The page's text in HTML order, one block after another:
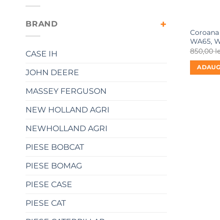
BRAND
CASE IH
JOHN DEERE
MASSEY FERGUSON
NEW HOLLAND AGRI
NEWHOLLAND AGRI
PIESE BOBCAT
PIESE BOMAG
PIESE CASE
PIESE CAT
WA65,
850,00